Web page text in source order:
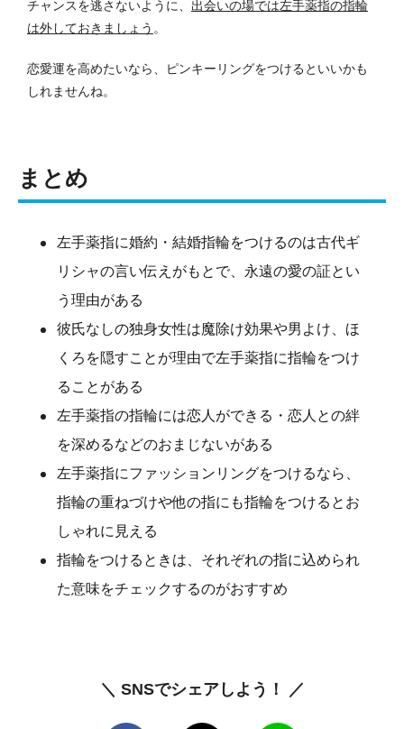
チャンスを逃さないように、 出会いの場では左手薬指の指輪
は外しておきましょう 。
恋愛運を高めたいなら、ピンキーリングをつけるといいかも
しれませんね。
まとめ
左手薬指に婚約・結婚指輪をつけるのは古代ギ
リシャの言い伝えがもとで、永遠の愛の証とい
う理由がある
彼氏なしの独身女性は魔除け効果や男よけ、ほ
くろを隠すことが理由で左手薬指に指輪をつけ
ることがある
左手薬指の指輪には恋人ができる・恋人との絆
を深めるなどのおまじないがある
左手薬指にファッションリングをつけるなら、
指輪の重ねづけや他の指にも指輪をつけるとお
しゃれに見える
指輪をつけるときは、それぞれの指に込められ
た意味をチェックするのがおすすめ
＼ SNSでシェアしよう！ ／